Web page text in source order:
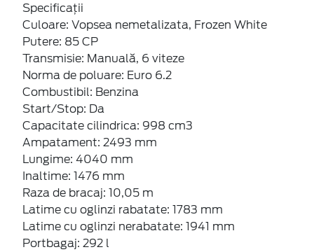
Specificații
Culoare: Vopsea nemetalizata, Frozen White
Putere: 85 CP
Transmisie: Manuală, 6 viteze
Norma de poluare: Euro 6.2
Combustibil: Benzina
Start/Stop: Da
Capacitate cilindrica: 998 cm3
Ampatament: 2493 mm
Lungime: 4040 mm
Inaltime: 1476 mm
Raza de bracaj: 10,05 m
Latime cu oglinzi rabatate: 1783 mm
Latime cu oglinzi nerabatate: 1941 mm
Portbagaj: 292 l